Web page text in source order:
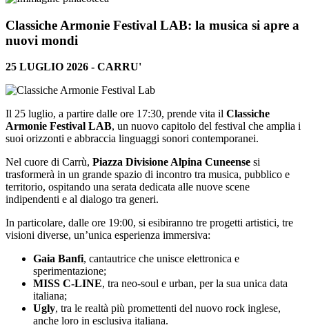
Classiche Armonie Festival LAB: la musica si apre a
nuovi mondi
25 LUGLIO 2026 - CARRU'
Il 25 luglio, a partire dalle ore 17:30, prende vita il Classiche
Armonie Festival LAB, un nuovo capitolo del festival che amplia i
suoi orizzonti e abbraccia linguaggi sonori contemporanei.
Nel cuore di Carrù, Piazza Divisione Alpina Cuneense si
trasformerà in un grande spazio di incontro tra musica, pubblico e
territorio, ospitando una serata dedicata alle nuove scene
indipendenti e al dialogo tra generi.
In particolare, dalle ore 19:00, si esibiranno tre progetti artistici, tre
visioni diverse, un’unica esperienza immersiva:
Gaia Banfi, cantautrice che unisce elettronica e
sperimentazione;
MISS C-LINE, tra neo-soul e urban, per la sua unica data
italiana;
Ugly, tra le realtà più promettenti del nuovo rock inglese,
anche loro in esclusiva italiana.